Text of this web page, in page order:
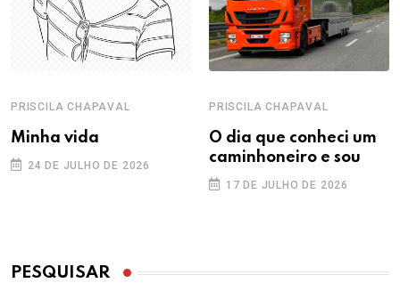
PRISCILA CHAPAVAL
Minha vida
24 DE JULHO DE 2026
PRISCILA CHAPAVAL
O dia que conheci um
caminhoneiro e sou
17 DE JULHO DE 2026
PESQUISAR